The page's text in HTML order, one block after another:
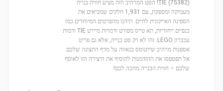
TIE (75382)! הסט המרהיב הזה מציע חווית בנייה
מעמיקה ומספקת, עם 1,931 חלקים שמביאים את
הספינה האייקונית לחיים. תיהנו מהפרטים המיוחדים כמו
כנפיים ייחודיות, תא טייס מפורט ודמויות מיירט TIE ודמות
עכברון LEGO. זהו לא רק סט בנייה, אלא גם פריט
אספנות מרהיב שיתנוסס בגאווה על מדף התצוגה שלכם.
אל תפספסו את ההזדמנות להוסיף את היצירה הזו לאוסף
שלכם – חווית הבנייה מחכה לכם!